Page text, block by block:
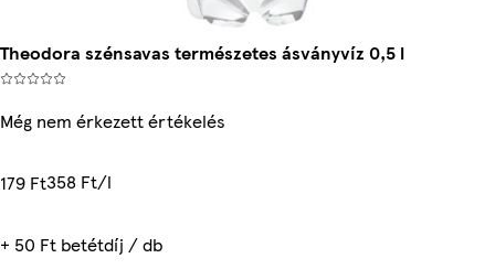
Theodora szénsavas természetes ásványvíz 0,5 l
Még nem érkezett értékelés
179 Ft358 Ft/l
+ 50 Ft betétdíj / db